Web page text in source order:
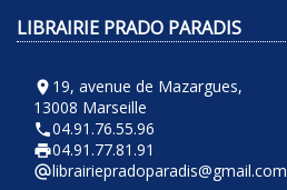
LIBRAIRIE PRADO PARADIS
room 19, avenue de Mazargues,
13008 Marseille
phone04.91.76.55.96
local_printshop04.91.77.81.91
alternate_emaillibrairiepradoparadis@gmail.com